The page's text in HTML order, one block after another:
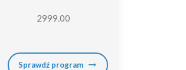
2999.00
Sprawdź program